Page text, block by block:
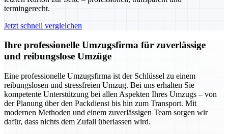
termingerecht.
Jetzt schnell vergleichen
Ihre professionelle Umzugsfirma für zuverlässige
und reibungslose Umzüge
Eine professionelle Umzugsfirma ist der Schlüssel zu einem
reibungslosen und stressfreien Umzug. Bei uns erhalten Sie
kompetente Unterstützung bei allen Aspekten Ihres Umzugs – von
der Planung über den Packdienst bis hin zum Transport. Mit
modernen Methoden und einem zuverlässigen Team sorgen wir
dafür, dass nichts dem Zufall überlassen wird.